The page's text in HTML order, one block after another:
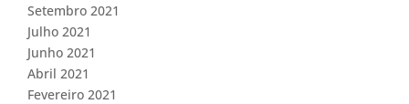
Setembro 2021
Julho 2021
Junho 2021
Abril 2021
Fevereiro 2021